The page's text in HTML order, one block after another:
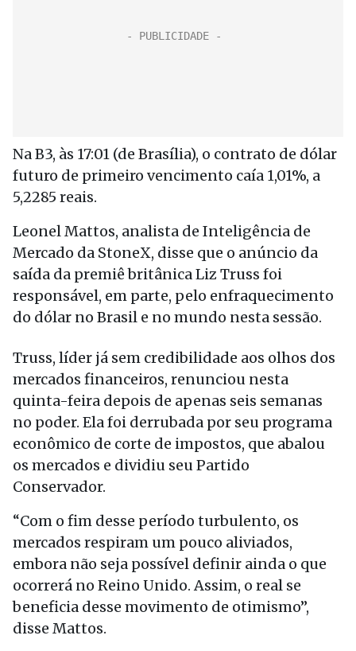
Na B3, às 17:01 (de Brasília), o contrato de dólar
futuro de primeiro vencimento caía 1,01%, a
5,2285 reais.
Leonel Mattos, analista de Inteligência de
Mercado da StoneX, disse que o anúncio da
saída da premiê britânica Liz Truss foi
responsável, em parte, pelo enfraquecimento
do dólar no Brasil e no mundo nesta sessão.
Truss, líder já sem credibilidade aos olhos dos
mercados financeiros, renunciou nesta
quinta-feira depois de apenas seis semanas
no poder. Ela foi derrubada por seu programa
econômico de corte de impostos, que abalou
os mercados e dividiu seu Partido
Conservador.
“Com o fim desse período turbulento, os
mercados respiram um pouco aliviados,
embora não seja possível definir ainda o que
ocorrerá no Reino Unido. Assim, o real se
beneficia desse movimento de otimismo”,
disse Mattos.